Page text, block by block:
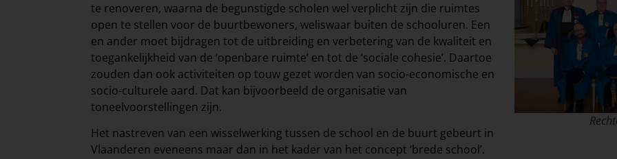
te renoveren, waarna de begunstigde scholen wel verplicht zijn die ruimtes
open te stellen voor de buurtbewoners, weliswaar buiten de schooluren. Een
en ander moet bijdragen tot de uitbreiding en verbetering van de kwaliteit en
toegankelijkheid van de ‘openbare ruimte’ en tot de ‘sociale cohesie’. Daartoe
zouden dan ook activiteiten op touw gezet worden van socio-economische en
socio-culturele aard. Dat kan bijvoorbeeld de organisatie van
toneelvoorstellingen zijn.
Het nastreven van een wisselwerking tussen de school en de buurt gebeurt in
Vlaanderen eveneens maar dan in het kader van het concept ‘brede school’.